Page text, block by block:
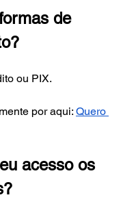
de
ou PIX.
por aqui: Quero
acesso os